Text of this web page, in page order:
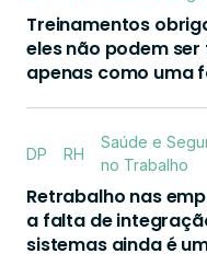
Treinamentos
eles não podem
apenas como uma
DP RH
Saúde e
no Trabalho
Retrabalho nas
a falta de
sistemas ainda é